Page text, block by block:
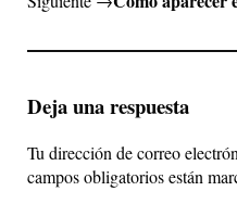
Deja una respuesta
Tu dirección de correo
campos obligatorios están